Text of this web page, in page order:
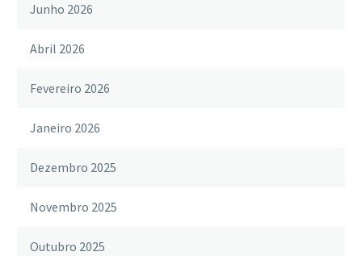
Junho 2026
Abril 2026
Fevereiro 2026
Janeiro 2026
Dezembro 2025
Novembro 2025
Outubro 2025